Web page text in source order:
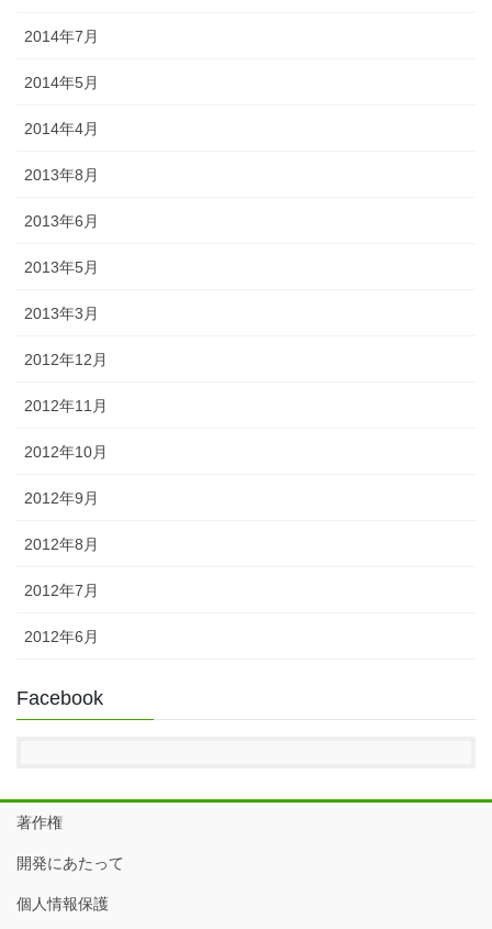
2014年7月
2014年5月
2014年4月
2013年8月
2013年6月
2013年5月
2013年3月
2012年12月
2012年11月
2012年10月
2012年9月
2012年8月
2012年7月
2012年6月
Facebook
著作権
開発にあたって
個人情報保護